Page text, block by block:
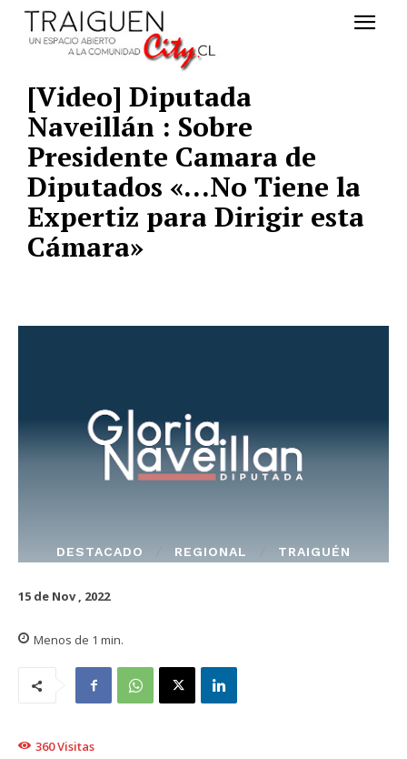
[Video] Diputada
Naveillán : Sobre
Presidente Camara de
Diputados «…No Tiene la
Expertiz para Dirigir esta
Cámara»
DESTACADO REGIONAL TRAIGUÉN
15 de Nov , 2022
Menos de 1 min.
360Visitas